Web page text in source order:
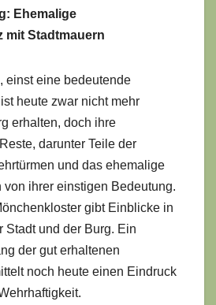
Ehemalige
mit Stadtmauern
einst eine bedeutende
heute zwar nicht mehr
erhalten, doch ihre
darunter Teile der
und das ehemalige
von ihrer einstigen Bedeutung.
gibt Einblicke in
Stadt und der Burg. Ein
der gut erhaltenen
noch heute einen Eindruck